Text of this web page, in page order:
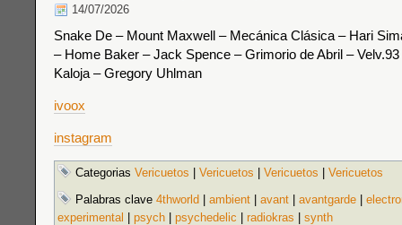
14/07/2026
Snake De – Mount Maxwell – Mecánica Clásica – Hari
– Home Baker – Jack Spence – Grimorio de Abril –
Kaloja – Gregory Uhlman
ivoox
instagram
Categorias Vericuetos Vericuetos Vericuetos
Vericuetos
Palabras clave 4thworld ambient avant avantgarde
experimental
psych psychedelic radiokras
synth